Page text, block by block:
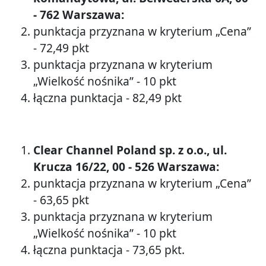
- 762 Warszawa:
punktacja przyznana w kryterium „Cena”
- 72,49 pkt
punktacja przyznana w kryterium
„Wielkość nośnika” - 10 pkt
łączna punktacja - 82,49 pkt
Clear Channel Poland sp. z o.o., ul.
Krucza 16/22, 00 - 526 Warszawa:
punktacja przyznana w kryterium „Cena”
- 63,65 pkt
punktacja przyznana w kryterium
„Wielkość nośnika” - 10 pkt
łączna punktacja - 73,65 pkt.